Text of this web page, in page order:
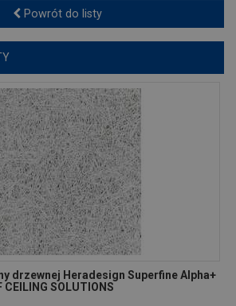
Powrót do listy
drzewnej Heradesign Superfine Alpha+
SOLUTIONS